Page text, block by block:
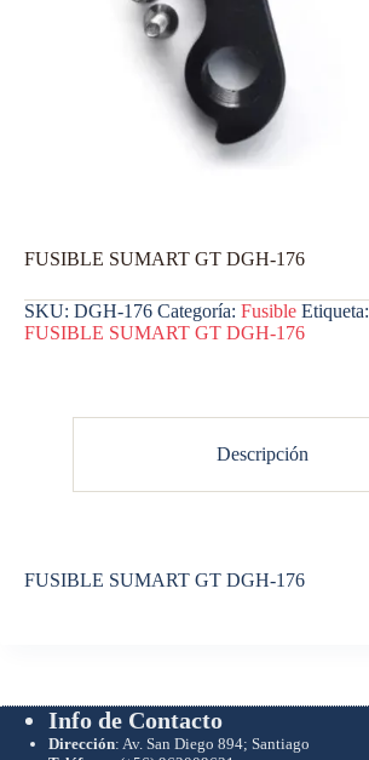
FUSIBLE SUMART GT DGH-176
SKU: DGH-176 Categoría: Fusible Etiqueta:
FUSIBLE SUMART GT DGH-176
Descripción
FUSIBLE SUMART GT DGH-176
Info de Contacto
Dirección: Av. San Diego 894; Santiago